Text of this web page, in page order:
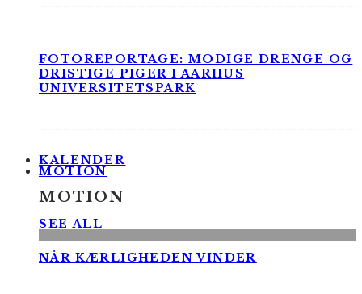
FOTOREPORTAGE: MODIGE DRENGE OG
DRISTIGE PIGER I AARHUS
UNIVERSITETSPARK
KALENDER
MOTION
MOTION
SEE ALL
NÅR KÆRLIGHEDEN VINDER